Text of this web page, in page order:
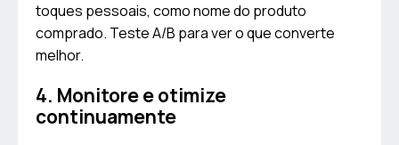
toques pessoais, como nome do produto
comprado. Teste A/B para ver o que converte
melhor.
4. Monitore e otimize
continuamente